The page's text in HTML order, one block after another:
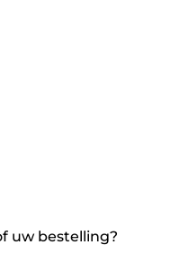
uw bestelling?